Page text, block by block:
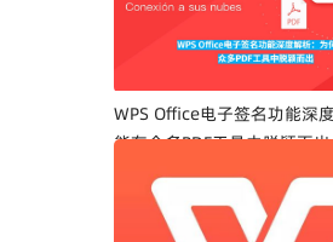
WPS Office电子签名功能深
能在众多PDF工具中脱颖而出